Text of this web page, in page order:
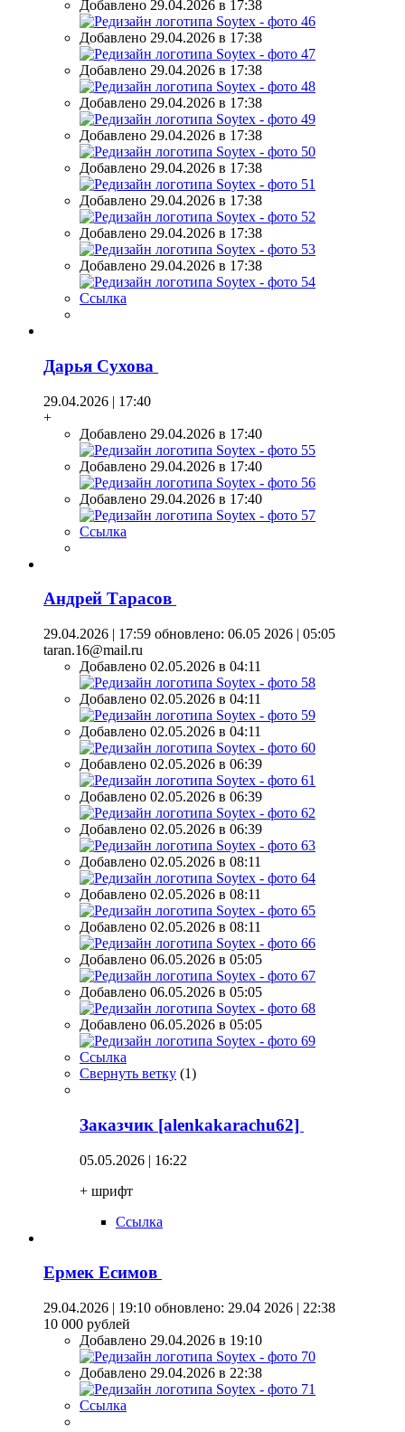
Добавлено 29.04.2026 в 17:38
Добавлено 29.04.2026 в 17:38
Добавлено 29.04.2026 в 17:38
Добавлено 29.04.2026 в 17:38
Добавлено 29.04.2026 в 17:38
Добавлено 29.04.2026 в 17:38
Добавлено 29.04.2026 в 17:38
Добавлено 29.04.2026 в 17:38
Добавлено 29.04.2026 в 17:38
Ссылка
Дарья Сухова
29.04.2026 | 17:40
+
Добавлено 29.04.2026 в 17:40
Добавлено 29.04.2026 в 17:40
Добавлено 29.04.2026 в 17:40
Ссылка
Андрей Тарасов
29.04.2026 | 17:59 обновлено: 06.05 2026 | 05:05
taran.16@mail.ru
Добавлено 02.05.2026 в 04:11
Добавлено 02.05.2026 в 04:11
Добавлено 02.05.2026 в 04:11
Добавлено 02.05.2026 в 06:39
Добавлено 02.05.2026 в 06:39
Добавлено 02.05.2026 в 06:39
Добавлено 02.05.2026 в 08:11
Добавлено 02.05.2026 в 08:11
Добавлено 02.05.2026 в 08:11
Добавлено 06.05.2026 в 05:05
Добавлено 06.05.2026 в 05:05
Добавлено 06.05.2026 в 05:05
Ссылка
Свернуть ветку (1)
Заказчик [alenkakarachu62]
05.05.2026 | 16:22
+ шрифт
Ссылка
Ермек Есимов
29.04.2026 | 19:10 обновлено: 29.04 2026 | 22:38
10 000 рублей
Добавлено 29.04.2026 в 19:10
Добавлено 29.04.2026 в 22:38
Ссылка